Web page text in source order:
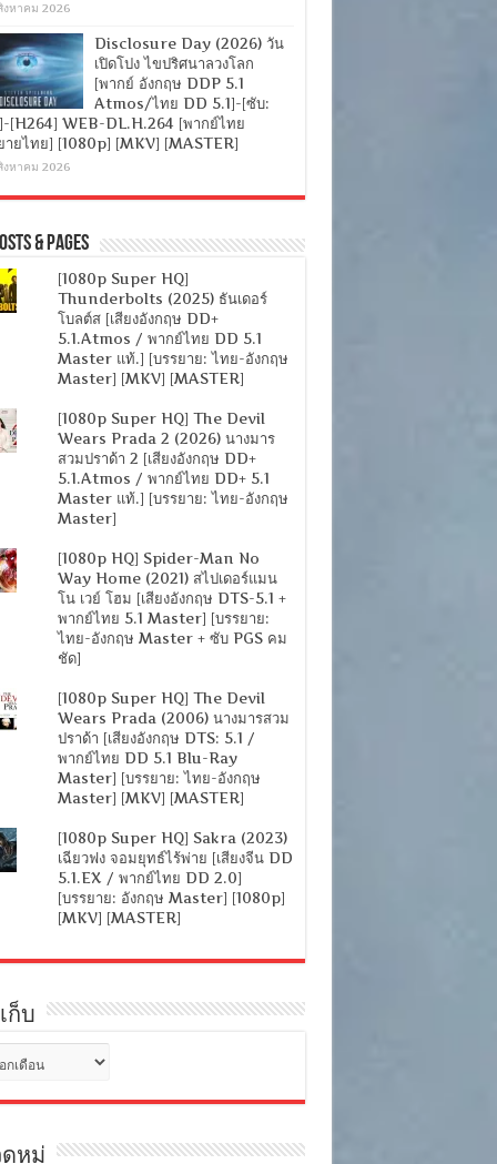
งหาคม 2026
Disclosure Day (2026) วัน
เปิดโปง ไขปริศนาลวงโลก
[พากย์ อังกฤษ DDP 5.1
Atmos/ไทย DD 5.1]-[ซับ:
[H264] WEB-DL.H.264 [พากย์ไทย
ายไทย] [1080p] [MKV] [MASTER]
งหาคม 2026
& Pages
[1080p Super HQ]
Thunderbolts (2025) ธันเดอร์
โบลต์ส [เสียงอังกฤษ DD+
5.1.Atmos / พากย์ไทย DD 5.1
Master แท้.] [บรรยาย: ไทย-อังกฤษ
Master] [MKV] [MASTER]
[1080p Super HQ] The Devil
Wears Prada 2 (2026) นางมาร
สวมปราด้า 2 [เสียงอังกฤษ DD+
5.1.Atmos / พากย์ไทย DD+ 5.1
Master แท้.] [บรรยาย: ไทย-อังกฤษ
Master]
[1080p HQ] Spider-Man No
Way Home (2021) สไปเดอร์แมน
โน เวย์ โฮม [เสียงอังกฤษ DTS-5.1 +
พากย์ไทย 5.1 Master] [บรรยาย:
ไทย-อังกฤษ Master + ซับ PGS คม
ชัด]
[1080p Super HQ] The Devil
Wears Prada (2006) นางมารสวม
ปราด้า [เสียงอังกฤษ DTS: 5.1 /
พากย์ไทย DD 5.1 Blu-Ray
Master] [บรรยาย: ไทย-อังกฤษ
Master] [MKV] [MASTER]
[1080p Super HQ] Sakra (2023)
เฉียวฟง จอมยุทธ์ไร้พ่าย [เสียงจีน DD
5.1.EX / พากย์ไทย DD 2.0]
[บรรยาย: อังกฤษ Master] [1080p]
[MKV] [MASTER]
ก็บ
หมู่